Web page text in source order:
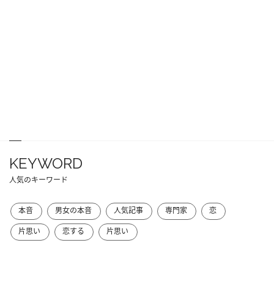
KEYWORD
人気のキーワード
本音 男女の本音 人気記事 専門家
恋
片思い
恋する 片思い